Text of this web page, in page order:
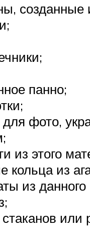
созданные
панно;
для фото,
из этого
кольца из
из данного
или